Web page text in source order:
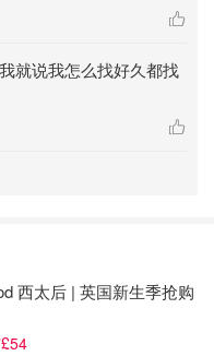
我就说我怎么找好久都找
西太后 | 英国新生季抢购